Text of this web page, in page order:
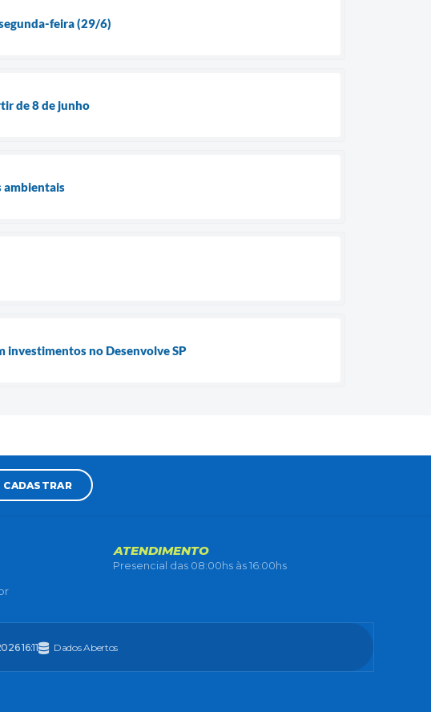
feira (29/6)
de 8 de junho
ambientais
investimentos no Desenvolve SP
CADASTRAR
ATENDIMENTO
Presencial das 08:00hs às 16:00hs
16:11 Dados Abertos